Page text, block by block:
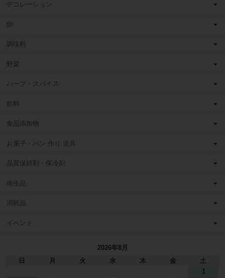
デコレーション
卵
調味料
野菜
ハーブ・スパイス
飲料
食品添加物
お菓子・パン 作り 道具
品質保持剤・保冷剤
衛生品
消耗品
イベント
2026年8月
日
月 火 水 木 金
土
1